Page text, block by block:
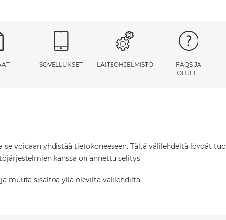
SOVELLUKSET LAITEOHJELMISTO
FAQS JA
OHJEET
voidaan yhdistää tietokoneeseen. Tältä välilehdeltä löydät
kanssa on annettu selitys.
muuta sisältöä yllä olevilta välilehdiltä.